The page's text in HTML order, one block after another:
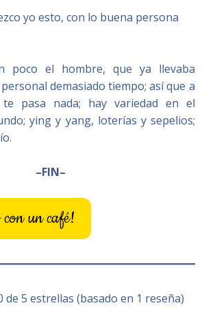
yo esto, con lo buena persona
poco el hombre, que ya llevaba
demasiado tiempo; así que a
pasa nada; hay variedad en el
ying y yang, loterías y sepelios;
–FIN–
un café!
de 5 estrellas (basado en 1 reseña)